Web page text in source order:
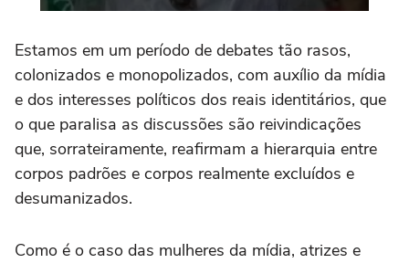
Estamos em um período de debates tão rasos,
colonizados e monopolizados, com auxílio da mídia
e dos interesses políticos dos reais identitários, que
o que paralisa as discussões são reivindicações
que, sorrateiramente, reafirmam a hierarquia entre
corpos padrões e corpos realmente excluídos e
desumanizados.
Como é o caso das mulheres da mídia, atrizes e